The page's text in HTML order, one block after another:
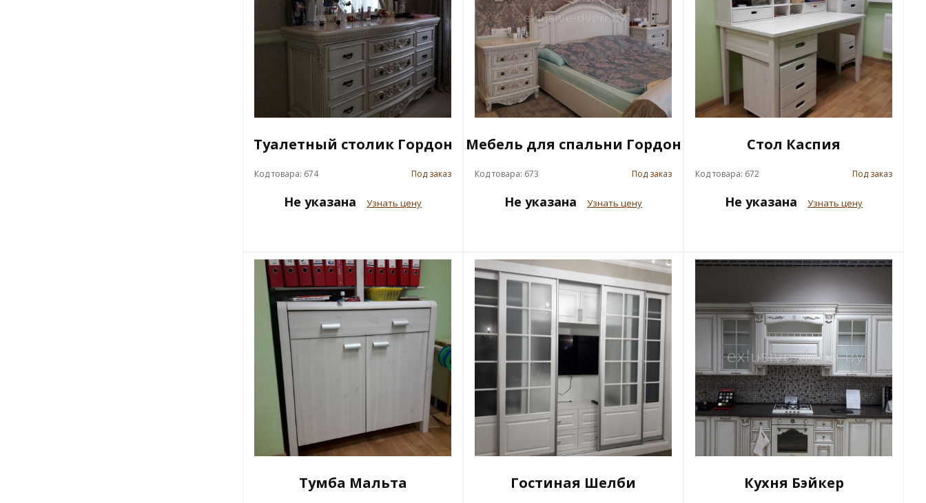
Туалетный столик Гордон
Код товара: 674 Под заказ
Не указана Узнать цену
Мебель для спальни Гордон
Код товара: 673 Под заказ
Не указана Узнать цену
Стол Каспия
Код товара: 672 Под заказ
Не указана Узнать цену
Тумба Мальта Гостиная Шелби Кухня Бэйкер